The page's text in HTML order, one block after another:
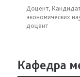
Доцент,
экономических
доцент
Кафедра